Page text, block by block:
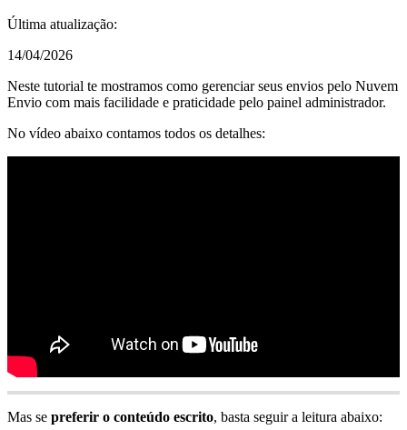
Última atualização:
14/04/2026
Neste tutorial te mostramos como gerenciar seus envios pelo Nuvem
Envio com mais facilidade e praticidade pelo painel administrador.
No vídeo abaixo contamos todos os detalhes:
Mas se preferir o conteúdo escrito, basta seguir a leitura abaixo: